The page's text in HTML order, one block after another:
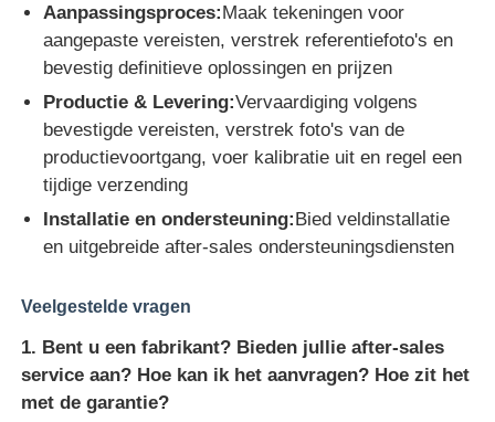
Aanpassingsproces:Maak tekeningen voor
aangepaste vereisten, verstrek referentiefoto's en
bevestig definitieve oplossingen en prijzen
Productie & Levering:Vervaardiging volgens
bevestigde vereisten, verstrek foto's van de
productievoortgang, voer kalibratie uit en regel een
tijdige verzending
Installatie en ondersteuning:Bied veldinstallatie
en uitgebreide after-sales ondersteuningsdiensten
Veelgestelde vragen
1. Bent u een fabrikant? Bieden jullie after-sales
service aan? Hoe kan ik het aanvragen? Hoe zit het
met de garantie?